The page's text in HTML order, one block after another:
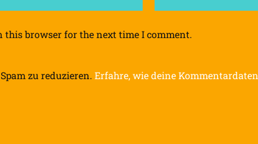
this browser for the next time I comment.
zu reduzieren. Erfahre, wie deine Kommentardaten